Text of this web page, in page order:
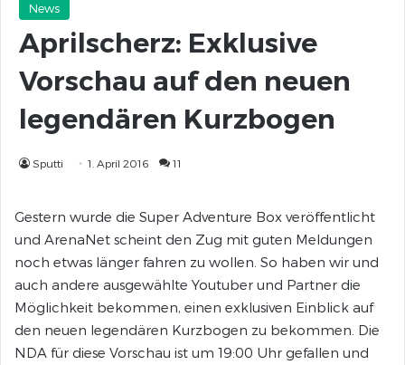
News
Aprilscherz: Exklusive
Vorschau auf den neuen
legendären Kurzbogen
Sputti 1. April 2016 11
Gestern wurde die Super Adventure Box veröffentlicht
und ArenaNet scheint den Zug mit guten Meldungen
noch etwas länger fahren zu wollen. So haben wir und
auch andere ausgewählte Youtuber und Partner die
Möglichkeit bekommen, einen exklusiven Einblick auf
den neuen legendären Kurzbogen zu bekommen. Die
NDA für diese Vorschau ist um 19:00 Uhr gefallen und